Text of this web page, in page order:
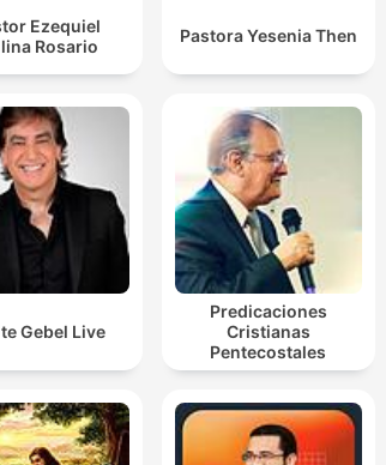
Ezequiel
Rosario
Pastora Yesenia Then
Gebel Live
Predicaciones
Cristianas
Pentecostales